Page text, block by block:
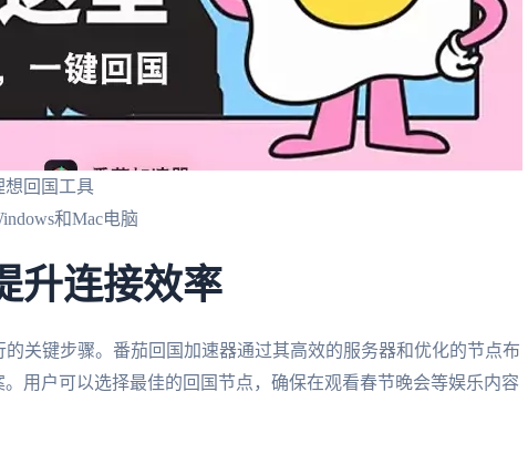
想回国工具
和Mac电脑
升连接效率
关键步骤。番茄回国加速器通过其高效的服务器和优化的节点布
用户可以选择最佳的回国节点，确保在观看春节晚会等娱乐内容